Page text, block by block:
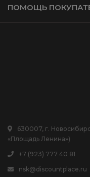
ПОМОЩЬ
630007, г.
«Площадь Ленина»)
+7 (923) 777 40 81
nsk@discountplace.ru